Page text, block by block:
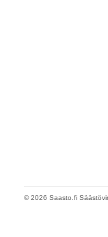
© 2026 Saasto.fi